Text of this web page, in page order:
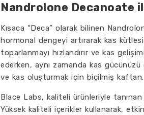
Nandrolone Decanoate
Kısaca “Deca” olarak bilinen
hormonal dengeyi artırarak kas kütlesi
toparlanmayı hızlandırır ve kas
ederken, aynı zamanda kas gücünüzü
ve kas oluşturmak için biçilmiş kaftan.
Blace Labs, kaliteli ürünleriyle
Yüksek kaliteli içerikler kullanarak,